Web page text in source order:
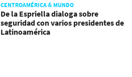
CENTROAMÉRICA & MUNDO
De la Espriella dialoga sobre
seguridad con varios presidentes de
Latinoamérica